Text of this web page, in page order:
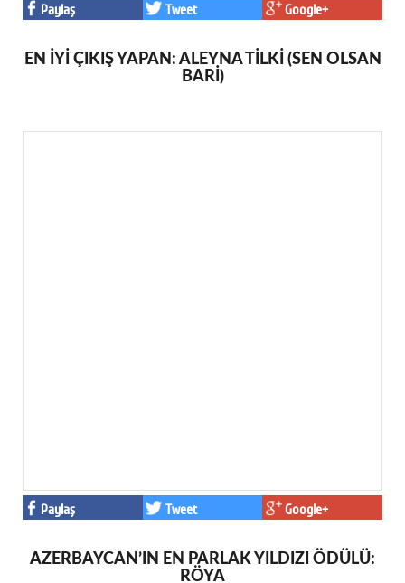
Paylaş Tweet Google+
EN İYİ ÇIKIŞ YAPAN: ALEYNA TİLKİ (SEN OLSAN
BARİ)
Paylaş Tweet Google+
AZERBAYCAN’IN EN PARLAK YILDIZI ÖDÜLÜ:
RÖYA